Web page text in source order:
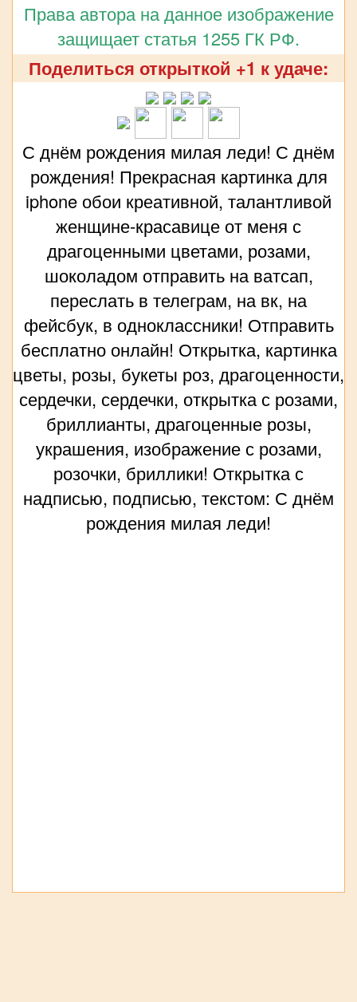
Права автора на данное изображение
защищает статья 1255 ГК РФ.
Поделиться открыткой +1 к удаче:
С днём рождения милая леди! С днём
рождения! Прекрасная картинка для
iphone обои креативной, талантливой
женщине-красавице от меня с
драгоценными цветами, розами,
шоколадом отправить на ватсап,
переслать в телеграм, на вк, на
фейсбук, в одноклассники! Отправить
бесплатно онлайн! Открытка, картинка
цветы, розы, букеты роз, драгоценности,
сердечки, сердечки, открытка с розами,
бриллианты, драгоценные розы,
украшения, изображение с розами,
розочки, бриллики! Открытка с
надписью, подписью, текстом: С днём
рождения милая леди!